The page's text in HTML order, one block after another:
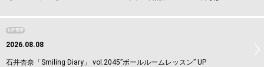
石井杏奈
2026.08.08
石井杏奈「Smiling Diary」 vol.2045”ボールルームレッスン” UP